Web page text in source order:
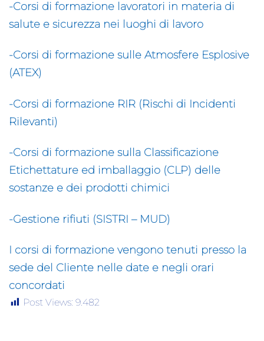
-Corsi di formazione lavoratori in materia di
salute e sicurezza nei luoghi di lavoro
-Corsi di formazione sulle Atmosfere Esplosive
(ATEX)
-Corsi di formazione RIR (Rischi di Incidenti
Rilevanti)
-Corsi di formazione sulla Classificazione
Etichettature ed imballaggio (CLP) delle
sostanze e dei prodotti chimici
-Gestione rifiuti (SISTRI – MUD)
I corsi di formazione vengono tenuti presso la
sede del Cliente nelle date e negli orari
concordati
Post Views: 9.482